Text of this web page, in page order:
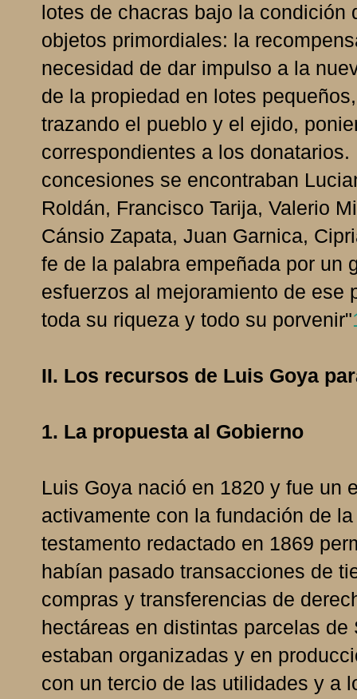
lotes de chacras bajo la
objetos primordiales: la
necesidad de dar impulso a la
de la propiedad en lotes
trazando el pueblo y el ejido,
correspondientes a los
concesiones se encontraban
Roldán, Francisco Tarija, Valerio
Cánsio Zapata, Juan Garnica,
fe de la palabra empeñada por un
esfuerzos al mejoramiento de ese
toda su riqueza y todo su porvenir"
II. Los recursos de Luis Goya
1. La propuesta al Gobierno
Luis Goya nació en 1820 y fue un
activamente con la fundación de
testamento redactado en 1869
habían pasado transacciones de
compras y transferencias de
hectáreas en distintas parcelas
estaban organizadas y en
con un tercio de las utilidades y a